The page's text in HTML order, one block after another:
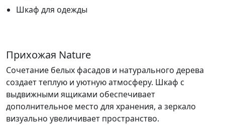
Шкаф для одежды
Прихожая Nature
Сочетание белых фасадов и натурального дерева
создает теплую и уютную атмосферу. Шкаф с
выдвижными ящиками обеспечивает
дополнительное место для хранения, а зеркало
визуально увеличивает пространство.